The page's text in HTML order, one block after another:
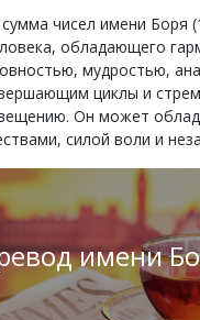
чисел имени Боря
обладающего
мудростью,
циклы и
Он может
силой воли и
имени